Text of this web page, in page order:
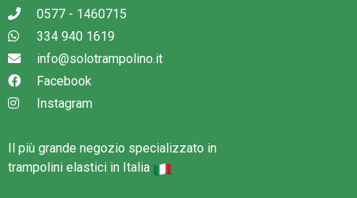
0577 - 1460715
334 940 1619
info@solotrampolino.it
Facebook
Instagram
Il più grande negozio specializzato in
trampolini elastici in Italia